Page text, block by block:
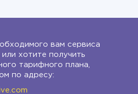
вам сервиса
хотите получить
тарифного плана,
по адресу: